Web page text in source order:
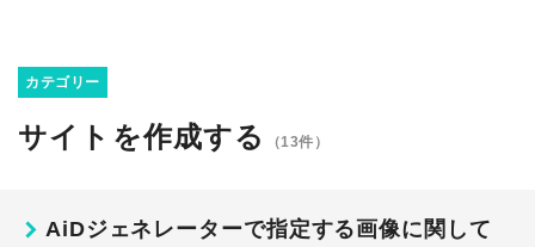
カテゴリー
サイトを作成する （13件）
AiDジェネレーターで指定する画像に関して